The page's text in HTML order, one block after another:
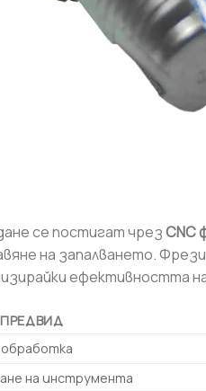
се постигат чрезCNC
на запалването.
ефективността
обработка
на инструмента